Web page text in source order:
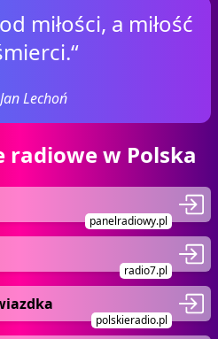
miłości, a miłość
Jan Lechoń
radiowe w Polska
panelradiowy.pl
radio7.pl
polskieradio.pl